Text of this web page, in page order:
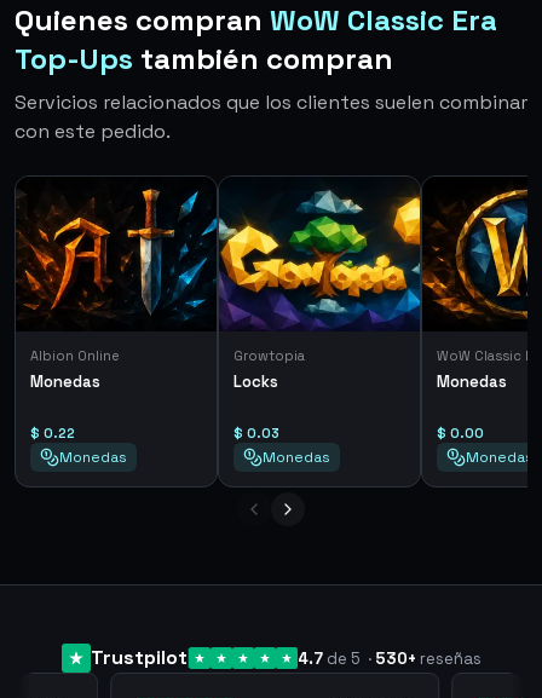
Quienes compran WoW Classic Era
Top-Ups también compran
Servicios relacionados que los clientes suelen combinar
con este pedido.
Albion Online
Monedas
$ 0.22
Monedas
Growtopia
Locks
$ 0.03
Monedas
WoW Classic
Monedas
$ 0.00
Monedas
Trustpilot 4.7 de 5 · 530+ reseñas